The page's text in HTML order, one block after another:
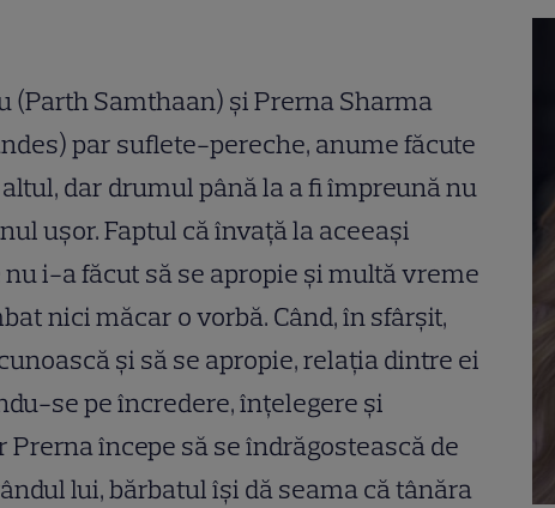
(Parth Samthaan) și Prerna Sharma
par suflete-pereche, anume făcute
dar drumul până la a fi împreună nu
ușor. Faptul că învață la aceeași
i-a făcut să se apropie și multă vreme
nici măcar o vorbă. Când, în sfârșit,
și să se apropie, relația dintre ei
se pe încredere, înțelegere și
Prerna începe să se îndrăgostească de
lui, bărbatul își dă seama că tânăra